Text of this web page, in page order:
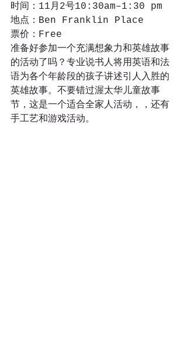
时间：11月2号10:30am–1:30 pm
地点：Ben Franklin Place
票价：Free
准备好参加一个充满想象力和英雄故事
的活动了吗？专业说书人将用英语和法
语为各个年龄段的孩子讲述引人入胜的
英雄故事。不要错过渥太华儿童故事
节，这是一个适合全家人活动，，还有
手工艺和游戏活动。